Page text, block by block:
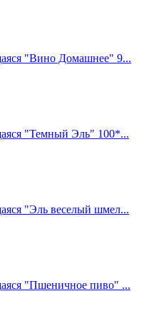
"Вино Домашнее" 9...
"Темный Эль" 100*...
"Эль веселый шмел...
"Пшеничное пиво" ...